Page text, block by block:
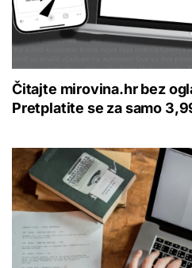
Čitajte mirovina.hr bez
Pretplatite se za samo